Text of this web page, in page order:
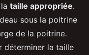
taille appropriée.
sous la poitrine
de la poitrine.
déterminer la taille